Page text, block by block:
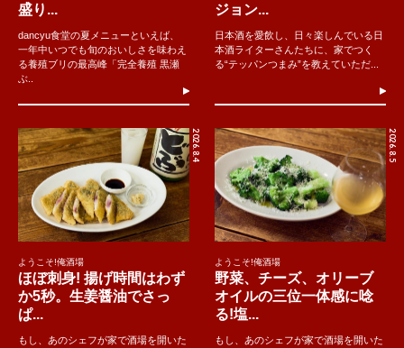
盛り...
dancyu食堂の夏メニューといえば、
一年中いつでも旬のおいしさを味わえ
る養殖ブリの最高峰「完全養殖 黒瀬
ぶ..
ジョン...
日本酒を愛飲し、日々楽しんでいる日
本酒ライターさんたちに、家でつく
る“テッパンつまみ”を教えていただ...
2026.8.4
ようこそ!俺酒場
ほぼ刺身! 揚げ時間はわず
か5秒。生姜醤油でさっ
ぱ...
もし、あのシェフが家で酒場を開いた
2026.8.5
ようこそ!俺酒場
野菜、チーズ、オリーブ
オイルの三位一体感に唸
る!塩...
もし、あのシェフが家で酒場を開いた